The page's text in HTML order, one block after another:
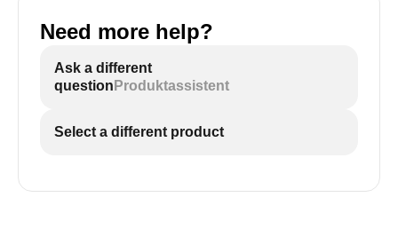
Need more help?
Ask a different
question Produktassistent
Select a different product